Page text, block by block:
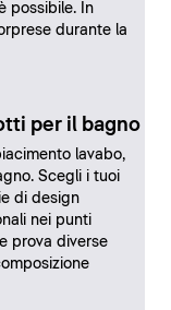
possibile. In
durante la
per il bagno
lavabo,
Scegli i tuoi
di design
nei punti
prova diverse